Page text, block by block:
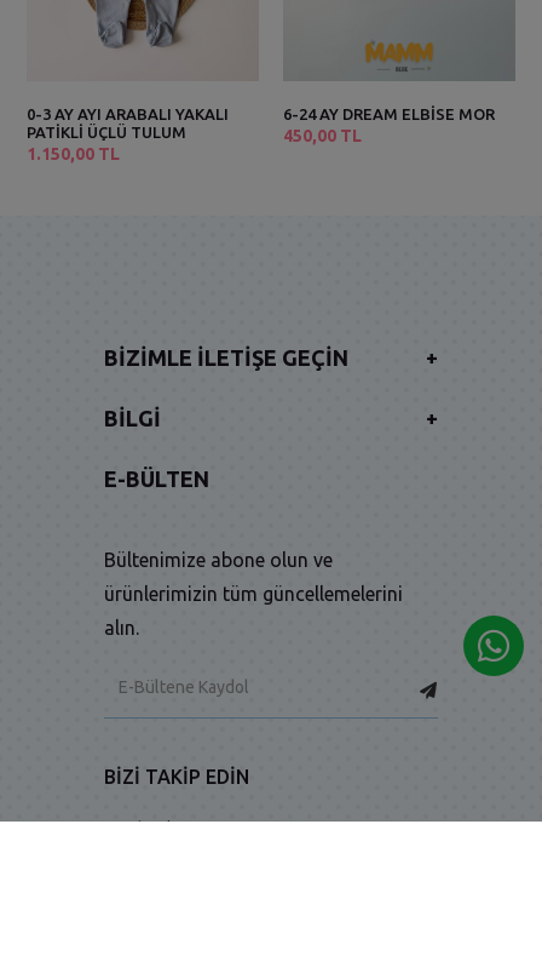
0-3 AY AYI ARABALI YAKALI
PATİKLİ ÜÇLÜ TULUM
1.150,00 TL
6-24 AY DREAM ELBİSE MOR
450,00 TL
BIZIMLE İLETIŞE GEÇIN +
BILGI +
E-BÜLTEN
Bültenimize abone olun ve
ürünlerimizin tüm güncellemelerini
alın.
BIZI TAKIP EDIN
- -